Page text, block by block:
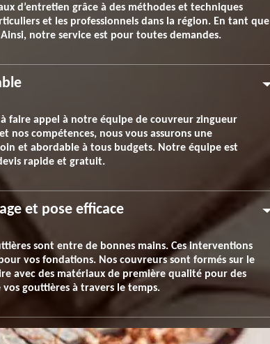
d’entretien grâce à des méthodes et techniques
et les professionnels dans la région. En tant que
notre service est pour toutes demandes.
faire appel à notre équipe de couvreur zingueur
nos compétences, nous vous assurons une
et abordable à tous budgets. Notre équipe est
rapide et gratuit.
et pose efficace
sont entre de bonnes mains. Ces interventions
vos fondations. Nos couvreurs sont formés sur le
avec des matériaux de première qualité pour des
gouttières à travers le temps.